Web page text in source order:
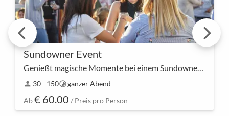
Sundowner Event
Genießt magische Momente bei einem Sundowner Event
Lasst den Tag stilvoll ausklingen! Unser Sundowner
Event bietet euch die perfekte Gelegenheit, in
entspannter Atmosphäre den Sonnenuntergang zu
bewun…
person 30 - 150timelapseganzer Abend
Ab€ 60.00 / Preis pro Person